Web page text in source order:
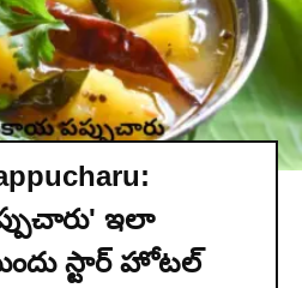
ఇలా
స్టార్ హోటల్